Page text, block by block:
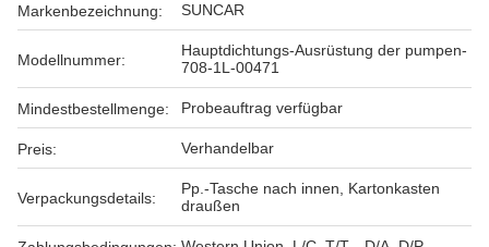
Markenbezeichnung: SUNCAR
Modellnummer:
Hauptdichtungs-Ausrüstung der pumpen-
708-1L-00471
Mindestbestellmenge: Probeauftrag verfügbar
Preis: Verhandelbar
Verpackungsdetails:
Pp.-Tasche nach innen, Kartonkasten
draußen